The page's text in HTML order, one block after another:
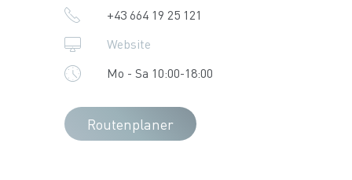
+43 664 19 25 121
Website
Mo - Sa 10:00-18:00
Routenplaner